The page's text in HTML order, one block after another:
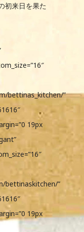
初来日を果た
bettinas_kitchen/”
19px
bettinaskitchen/”
19px